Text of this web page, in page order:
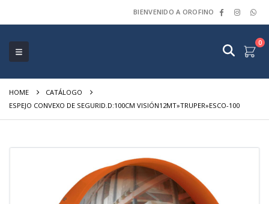
BIENVENIDO A OROFINO
0
HOME
CATÁLOGO
ESPEJO CONVEXO DE SEGURID.D:100CM VISIÓN12MT»TRUPER»ESCO-100